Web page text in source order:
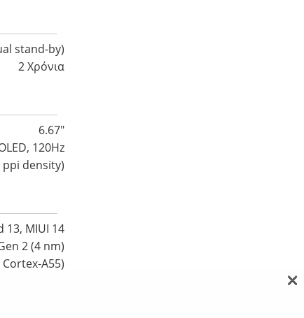
stand-by)
2 Χρόνια
6.67″
120Hz
ppi density)
13, MIUI 14
2 (4 nm)
A55)
×